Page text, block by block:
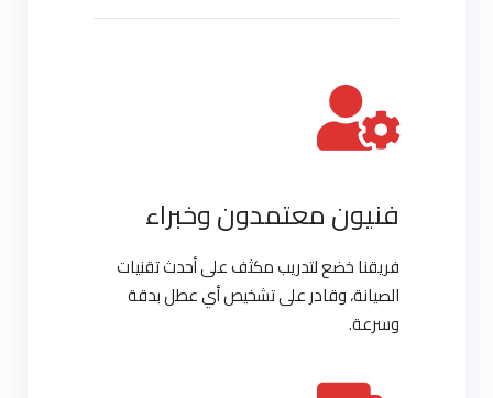
فنيون معتمدون وخبراء
فريقنا خضع لتدريب مكثف على أحدث تقنيات
الصيانة، وقادر على تشخيص أي عطل بدقة
وسرعة.